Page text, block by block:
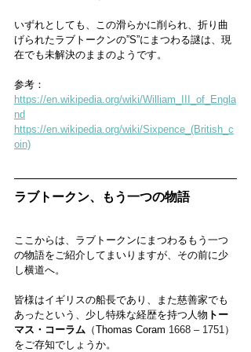
いずれとしても、この滑らかに削られ、折り曲
げられたラブトークンの”S”にまつわる謎は、現
在でも未解決のままのようです。
参考：
https://en.wikipedia.org/wiki/William_III_of_Engla
nd
https://en.wikipedia.org/wiki/Sixpence_(British_c
oin)
ラブトークン、もう一つの物語
ここからは、ラブトークンにまつわるもう一つ
の物語をご紹介してまいりますが、その前に少
し横道へ。
皆様はイギリスの船長であり、また慈善家でも
あったという、少し特殊な経歴を持つ人物 トー
マス・コーラム （Thomas Coram 1668 – 1751）
をご存知でしょうか。